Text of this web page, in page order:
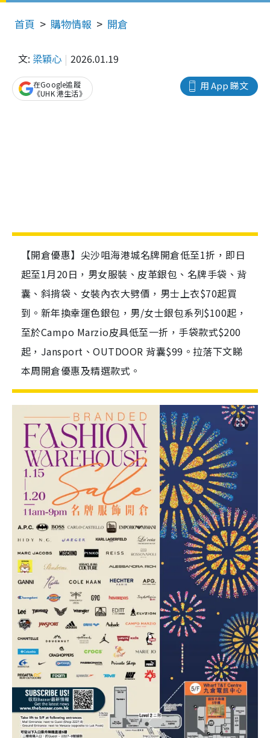
首頁 購物情報 開倉
文: 梁穎心 2026.01.19
用 App 睇文
在Google追蹤
《UHK 港生活》
【開倉優惠】尖沙咀海港城名牌開倉低至1折，即日
起至1月20日，男女服裝、皮革銀包、名牌手袋、背
囊、斜揹袋、女裝內衣大劈價，男士上衣$70起買
到。新年換幸運色銀包，男/女士銀包系列$100起，
至於Campo Marzio皮具低至一折，手袋款式$200
起，Jansport、OUTDOOR 背囊$99。拉落下文睇
本周開倉優惠及精選款式。